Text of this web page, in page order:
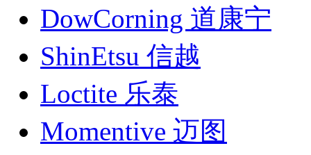
DowCorning 道康宁
ShinEtsu 信越
Loctite 乐泰
Momentive 迈图